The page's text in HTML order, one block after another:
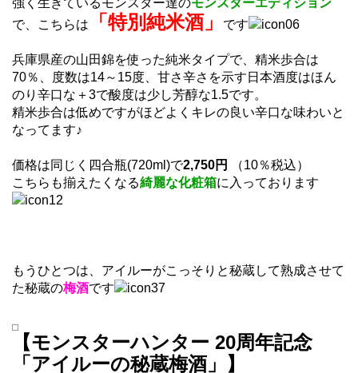
強く生きているモンスター達のモンスターエディション
で、こちらは
「特別純米酒」 です
兵庫県産の山田錦を使った純米タイプで、精米歩合は
70％、度数は14～15度、甘さ辛さを示す日本酒度はほん
のり辛口な＋3で酸度は少し芳醇な1.5です。
精米歩合は低めですがほどよくキレの良い辛口な味わいと
なってます♪
価格は同じく四合瓶(720ml)で2,750円
（10％税込）
こちらも揃えたくなる綺麗な化粧箱に入っております
もうひとつは、アイルーがこっそりと秘蔵して熟成させて
た秘蔵の梅酒です
【モンスターハンター 20周年記念
「アイルーの秘蔵梅酒」】